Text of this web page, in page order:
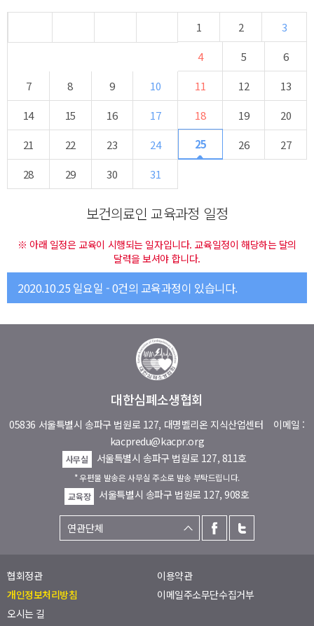
1 2
3
4
5
6
7
8 9 10 11 12
13
14
15 16 17 18 19
20
21
22 23 24 25 26
27
28
29 30 31
보건의료인 교육과정 일정
※ 아래 일정은 교육이 시행되는 일자입니다. 교육일정이 해당하는 달의
달력을 보셔야 합니다.
2020.10.25 일요일 - 0건의 교육과정이 있습니다.
대한심폐소생협회
05836 서울특별시 송파구 법원로 127, 대명벨리온 지식산업센터 이메일 :
kacpredu@kacpr.org
사무실 서울특별시 송파구 법원로 127, 811호
* 우편물 발송은 사무실 주소로 발송 부탁드립니다.
교육장
서울특별시 송파구 법원로 127, 908호
협회정관
이용약관
개인정보처리방침
이메일주소무단수집거부
오시는 길